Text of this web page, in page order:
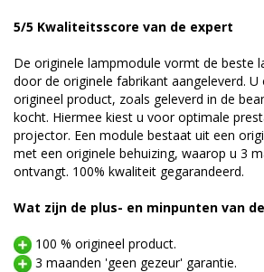
5/5 Kwaliteitsscore van de expert
De originele lampmodule vormt de beste
door de originele fabrikant aangeleverd. U
origineel product, zoals geleverd in de
kocht. Hiermee kiest u voor optimale
projector. Een module bestaat uit een
met een originele behuizing, waarop u 3
ontvangt. 100% kwaliteit gegarandeerd.
Wat zijn de plus- en minpunten van
100 % origineel product.
3 maanden 'geen gezeur' garantie.